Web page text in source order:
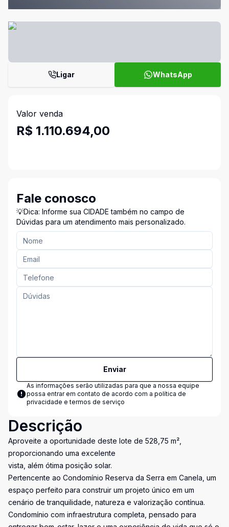
Ligar WhatsApp
Valor venda
R$ 1.110.694,00
Fale conosco
💡Dica: Informe sua CIDADE também no campo de
Dúvidas para um atendimento mais personalizado.
Enviar
As informações serão utilizadas para que a nossa equipe
possa entrar em contato de acordo com a política de
privacidade e termos de serviço
Descrição
Aproveite a oportunidade deste lote de 528,75 m²,
proporcionando uma excelente
vista, além ótima posição solar.
Pertencente ao Condomínio Reserva da Serra em Canela, um
espaço perfeito para construir um projeto único em um
cenário de tranquilidade, natureza e valorização contínua.
Condomínio com infraestrutura completa, pensado para